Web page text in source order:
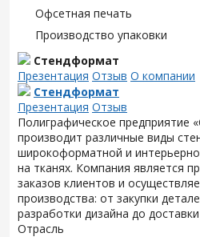
Офсетная печать
Производство упаковки
Стендформат
Презентация Отзыв О компании
Стендформат
Презентация Отзыв
Полиграфическое
производит различные виды
широкоформатной и
на тканях. Компания является
заказов клиентов и
производства: от закупки
разработки дизайна до
Отрасль